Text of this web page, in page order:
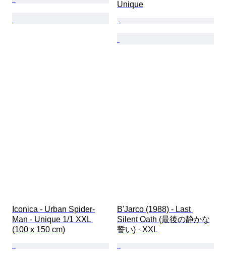
Unique
Iconica - Urban Spider-
Man - Unique 1/1 XXL
(100 x 150 cm)
B'Jarco (1988) - Last
Silent Oath (最後の静かな
誓い) · XXL